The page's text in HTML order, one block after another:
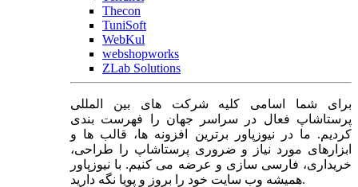
Thecon
TuniSoft
WebKul
webshopworks
ZLab Solutions
برای شما اسامی کلیه شرکت های بین المللی
پرستاشاپ فعال در سراسر جهان را فهرست بندی
کردیم. ما در نیوزپاور برترین افزونه ها، قالب ها و
ابزارهای مورد نیاز و ضروری پرستاشاپ را طراحی،
خریداری، فارسی سازی و عرضه می کنیم. با نیوزپاور
همیشه وب سایت خود را بروز و پویا نگه دارید.